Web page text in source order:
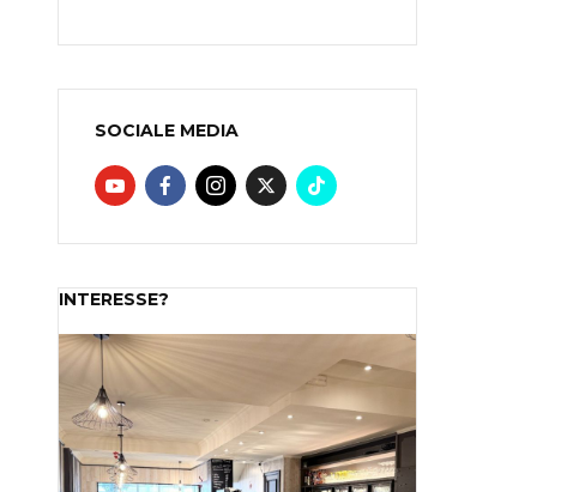
SOCIALE MEDIA
INTERESSE?